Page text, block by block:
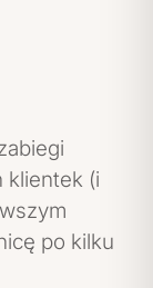
klientek (i
po kilku